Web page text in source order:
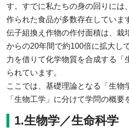
す。すでに私たちの身の回りには
作られた食品が多数存在していま
伝子組換え作物の作付面積は、栽
からの20年間で約100倍に拡大し
力を借りて化学物質を合成する「
られています。
ここでは、基礎理論となる「生物
「生物工学」に分けて学問の概要
1.生物学／生命科学